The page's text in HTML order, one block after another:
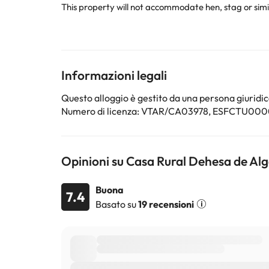
This property will not accommodate hen, stag or similar parties. If you cause damage to the property during your stay, you could be
sono soggette a modifiche da parte della struttura.
Informazioni legali
Questo alloggio è gestito da una persona
Numero di licenza: VTAR/CA03978,
Opinioni su Casa Rural Dehesa de
7.4
Buona
Basato su19 recensioni